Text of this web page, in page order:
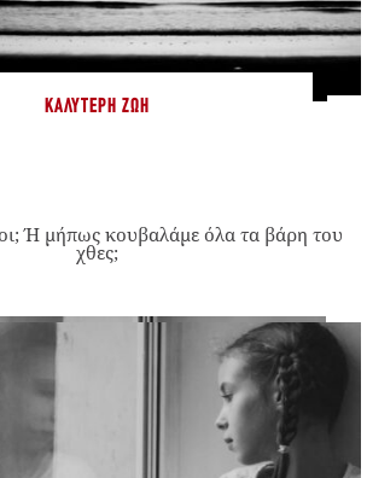
ΚΑΛΎΤΕΡΗ ΖΩΉ
Ή μήπως κουβαλάμε όλα τα βάρη του
χθες;